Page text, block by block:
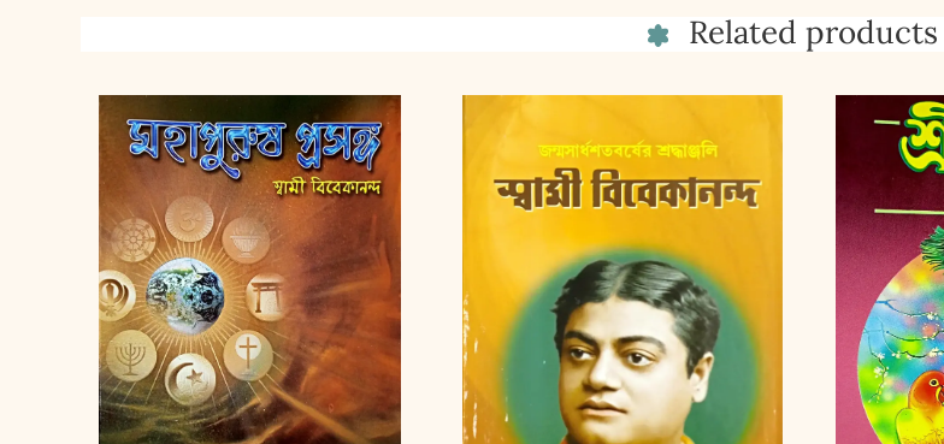
Related products